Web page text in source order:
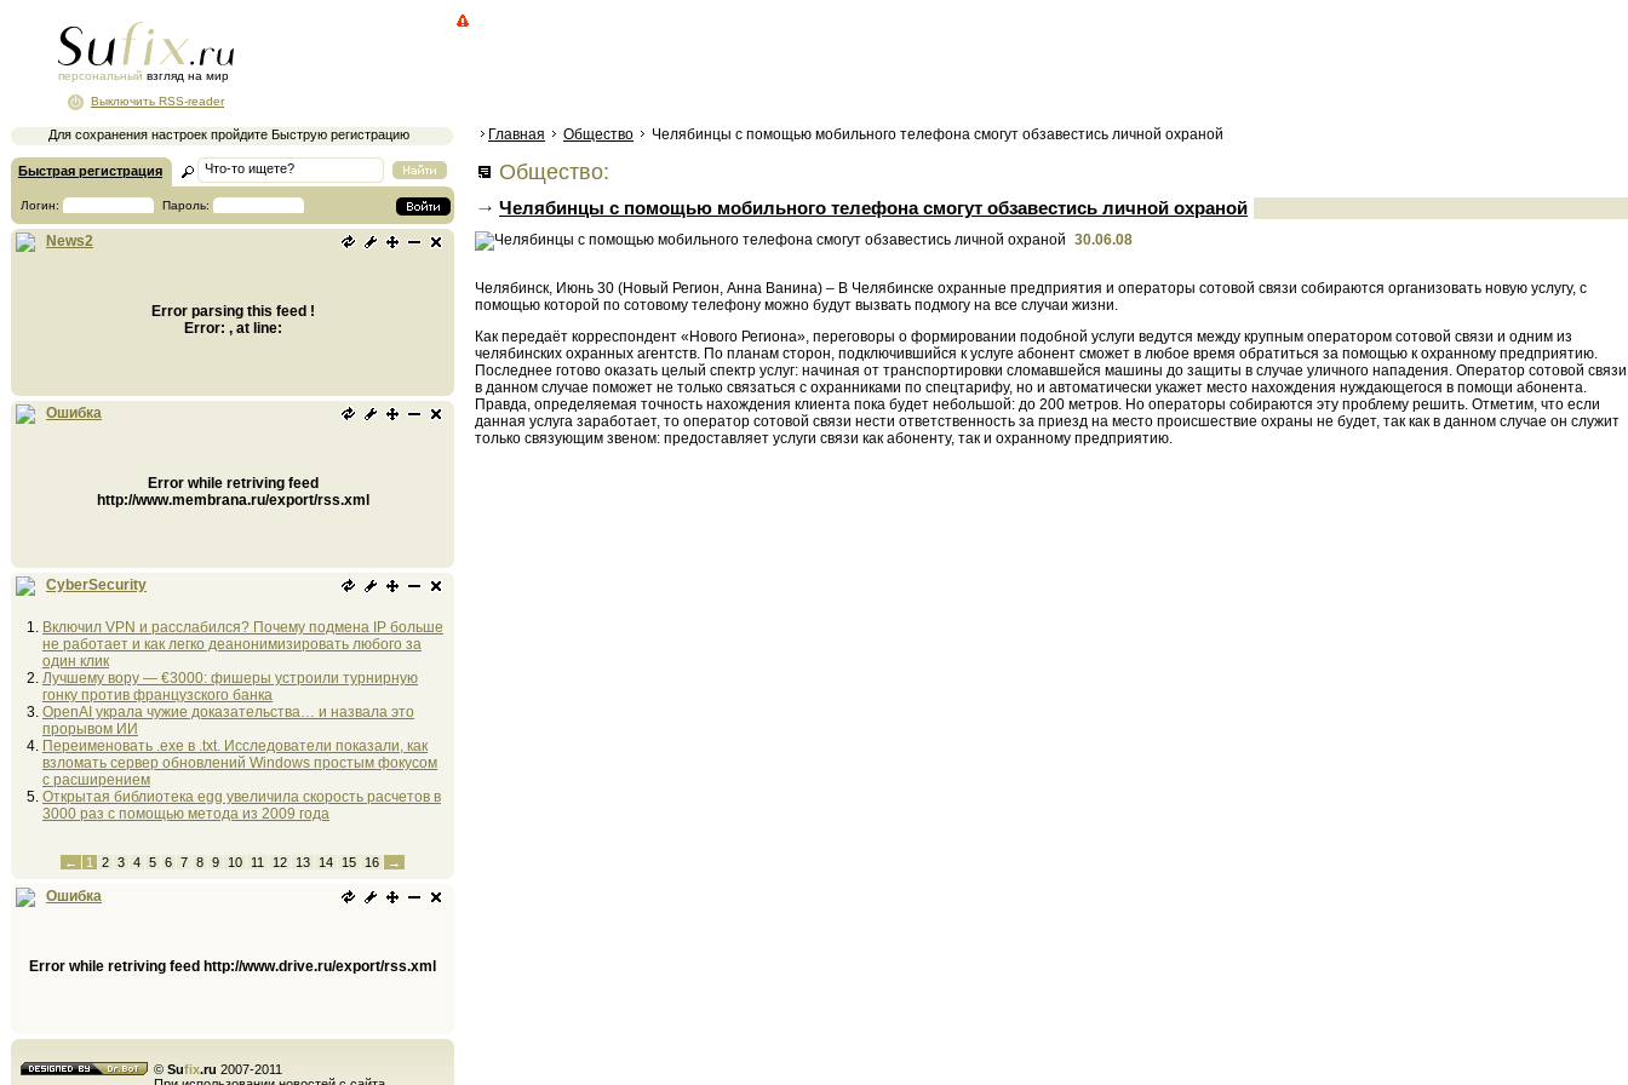
персональный взгляд на мир
Для сохранения настроек пройдите Быструю регистрацию
Выключить RSS-reader
Быстрая регистрация
Логин: Пароль:
News2
Error parsing this feed !
Error: , at line:
Ошибка
Error while retriving feed
http://www.membrana.ru/export/rss.xml
CyberSecurity
Включил VPN и расслабился? Почему подмена IP больше
не работает и как легко деанонимизировать любого за
один клик
Лучшему вору — €3000: фишеры устроили турнирную
гонку против французского банка
OpenAI украла чужие доказательства… и назвала это
прорывом ИИ
Переименовать .exe в .txt. Исследователи показали, как
взломать сервер обновлений Windows простым фокусом
с расширением
Открытая библиотека egg увеличила скорость расчетов в
3000 раз с помощью метода из 2009 года
← 1 2 3 4 5 6 7 8 9 10 11 12 13 14 15 16 →
Ошибка
Error while retriving feed http://www.drive.ru/export/rss.xml
© Sufix.ru 2007-2011
Главная Общество Челябинцы с помощью мобильного телефона смогут обзавестись личной охраной
Общество:
Челябинцы с помощью мобильного телефона смогут обзавестись личной охраной
30.06.08
Челябинск, Июнь 30 (Новый Регион, Анна Ванина) – В Челябинске охранные предприятия и операторы сотовой связи собираются организовать новую услугу, с
помощью которой по сотовому телефону можно будут вызвать подмогу на все случаи жизни.
Как передаёт корреспондент «Нового Региона», переговоры о формировании подобной услуги ведутся между крупным оператором сотовой связи и одним из
челябинских охранных агентств. По планам сторон, подключившийся к услуге абонент сможет в любое время обратиться за помощью к охранному предприятию.
Последнее готово оказать целый спектр услуг: начиная от транспортировки сломавшейся машины до защиты в случае уличного нападения. Оператор сотовой связи
в данном случае поможет не только связаться с охранниками по спецтарифу, но и автоматически укажет место нахождения нуждающегося в помощи абонента.
Правда, определяемая точность нахождения клиента пока будет небольшой: до 200 метров. Но операторы собираются эту проблему решить. Отметим, что если
данная услуга заработает, то оператор сотовой связи нести ответственность за приезд на место происшествие охраны не будет, так как в данном случае он служит
только связующим звеном: предоставляет услуги связи как абоненту, так и охранному предприятию.